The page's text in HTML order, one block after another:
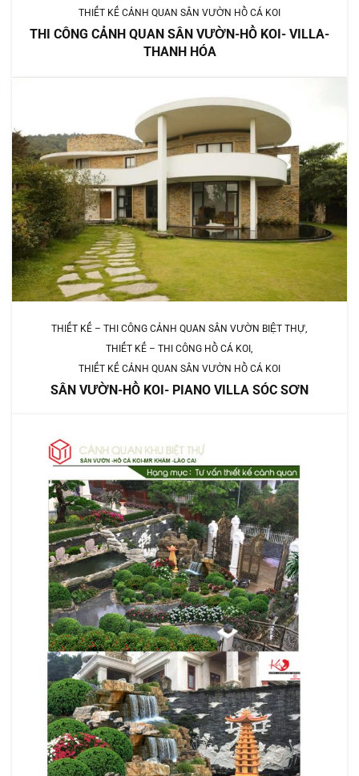
THIẾT KẾ CẢNH QUAN SÂN VƯỜN HỒ CÁ KOI
THI CÔNG CẢNH QUAN SÂN VƯỜN-HỒ KOI- VILLA-
THANH HÓA
THIẾT KẾ – THI CÔNG CẢNH QUAN SÂN VƯỜN BIỆT THỰ
THIẾT KẾ – THI CÔNG HỒ CÁ KOI
THIẾT KẾ CẢNH QUAN SÂN VƯỜN HỒ CÁ KOI
SÂN VƯỜN-HỒ KOI- PIANO VILLA SÓC SƠN